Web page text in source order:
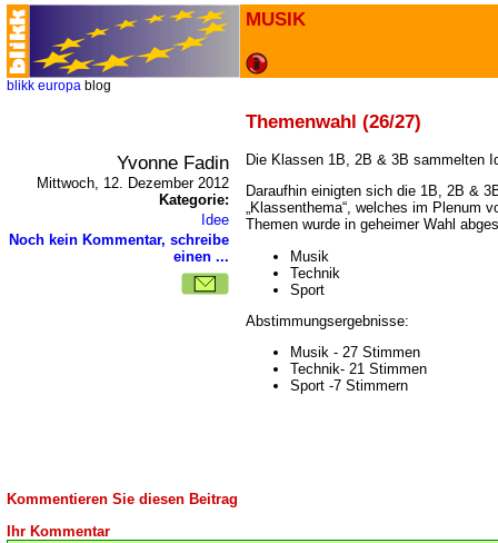
MUSIK
blikk europa blog
Themenwahl (26/27)
Yvonne Fadin
Mittwoch, 12. Dezember 2012
Kategorie:
Idee
Noch kein Kommentar, schreibe
einen ...
Die Klassen 1B, 2B & 3B sammelten
Daraufhin einigten sich die 1B, 2B &
Klassenthema“, welches im Plenum
Themen wurde in geheimer Wahl
Musik
Technik
Sport
Abstimmungsergebnisse:
Musik - 27 Stimmen
Technik- 21 Stimmen
Sport -7 Stimmern
Kommentieren Sie diesen Beitrag
Ihr Kommentar